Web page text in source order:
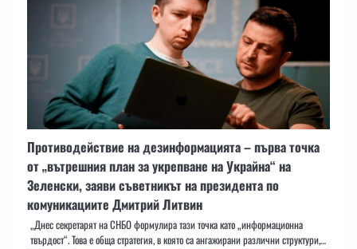
Противодействие на дезинформацията – първа точка
от „вътрешния план за укрепване на Украйна“ на
Зеленски, заяви съветникът на президента по
комуникациите Дмитрий Литвин
„Днес секретарят на СНБО формулира тази точка като „информационна
твърдост“. Това е обща стратегия, в която са ангажирани различни структури,…